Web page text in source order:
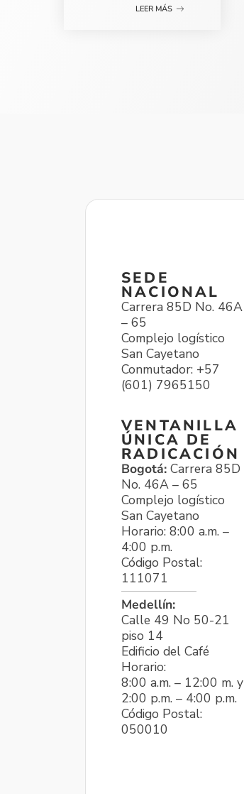
LEER MÁS
SEDE
NACIONAL
Carrera 85D No. 46A
– 65
Complejo logístico
San Cayetano
Conmutador: +57
(601) 7965150
VENTANILLA
ÚNICA DE
RADICACIÓN
Bogotá: Carrera 85D
No. 46A – 65
Complejo logístico
San Cayetano
Horario: 8:00 a.m. –
4:00 p.m.
Código Postal:
111071
Medellín:
Calle 49 No 50-21
piso 14
Edificio del Café
Horario:
8:00 a.m. – 12:00 m. y
2:00 p.m. – 4:00 p.m.
Código Postal:
050010